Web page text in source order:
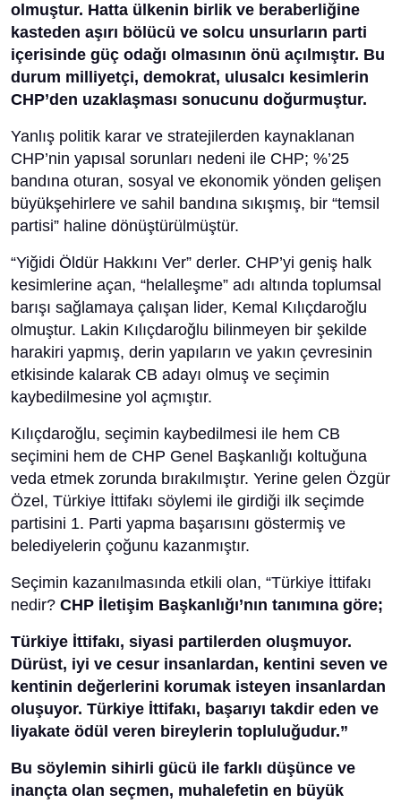
olmuştur. Hatta ülkenin birlik ve beraberliğine
kasteden aşırı bölücü ve solcu unsurların parti
içerisinde güç odağı olmasının önü açılmıştır. Bu
durum milliyetçi, demokrat, ulusalcı kesimlerin
CHP’den uzaklaşması sonucunu doğurmuştur.
Yanlış politik karar ve stratejilerden kaynaklanan
CHP’nin yapısal sorunları nedeni ile CHP; %’25
bandına oturan, sosyal ve ekonomik yönden gelişen
büyükşehirlere ve sahil bandına sıkışmış, bir “temsil
partisi” haline dönüştürülmüştür.
“Yiğidi Öldür Hakkını Ver” derler. CHP’yi geniş halk
kesimlerine açan, “helalleşme” adı altında toplumsal
barışı sağlamaya çalışan lider, Kemal Kılıçdaroğlu
olmuştur. Lakin Kılıçdaroğlu bilinmeyen bir şekilde
harakiri yapmış, derin yapıların ve yakın çevresinin
etkisinde kalarak CB adayı olmuş ve seçimin
kaybedilmesine yol açmıştır.
Kılıçdaroğlu, seçimin kaybedilmesi ile hem CB
seçimini hem de CHP Genel Başkanlığı koltuğuna
veda etmek zorunda bırakılmıştır. Yerine gelen Özgür
Özel, Türkiye İttifakı söylemi ile girdiği ilk seçimde
partisini 1. Parti yapma başarısını göstermiş ve
belediyelerin çoğunu kazanmıştır.
Seçimin kazanılmasında etkili olan, “Türkiye İttifakı
nedir? CHP İletişim Başkanlığı’nın tanımına göre;
Türkiye İttifakı, siyasi partilerden oluşmuyor.
Dürüst, iyi ve cesur insanlardan, kentini seven ve
kentinin değerlerini korumak isteyen insanlardan
oluşuyor. Türkiye İttifakı, başarıyı takdir eden ve
liyakate ödül veren bireylerin topluluğudur.”
Bu söylemin sihirli gücü ile farklı düşünce ve
inançta olan seçmen, muhalefetin en büyük